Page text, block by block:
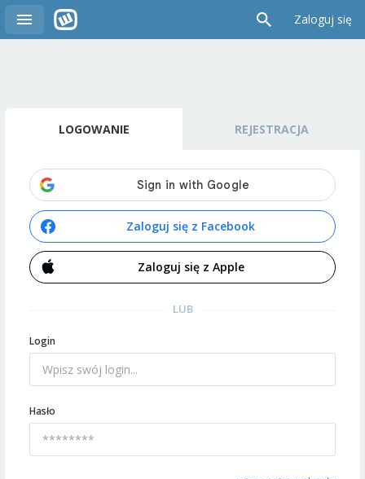
Zaloguj się
LOGOWANIE REJESTRACJA
Zaloguj się z Facebook
Zaloguj się z Apple
LUB
Login
Hasło